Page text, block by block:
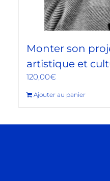
Monter son
artistique et
120,00€
Ajouter au panier